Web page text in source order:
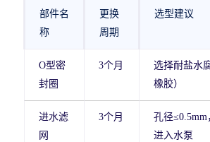
部件名
称
更换
周期
选型建议
O型密
封圈
3个月
选择耐盐水
橡胶）
进水滤
网
3个月
孔径
进入水泵